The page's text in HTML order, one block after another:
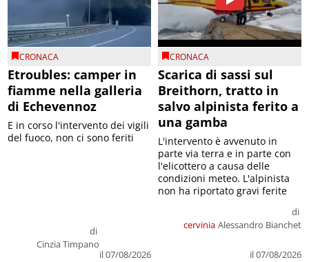
CRONACA
Etroubles: camper in
fiamme nella galleria
di Echevennoz
di
Cinzia Timpano
il 07/08/2026
E in corso l'intervento dei vigili
del fuoco, non ci sono feriti
CRONACA
Scarica di sassi sul
Breithorn, tratto in
salvo alpinista ferito a
una gamba
cervinia
di
Alessandro Bianchet
il 07/08/2026
L'intervento è avvenuto in
parte via terra e in parte con
l'elicottero a causa delle
condizioni meteo. L'alpinista
non ha riportato gravi ferite